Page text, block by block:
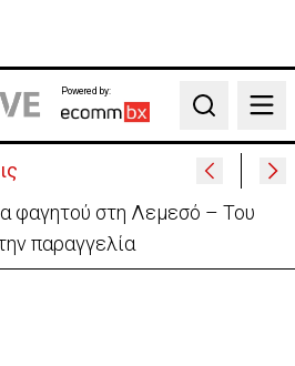
Powered by:
Search
«αναζητά διέξοδο» από τον